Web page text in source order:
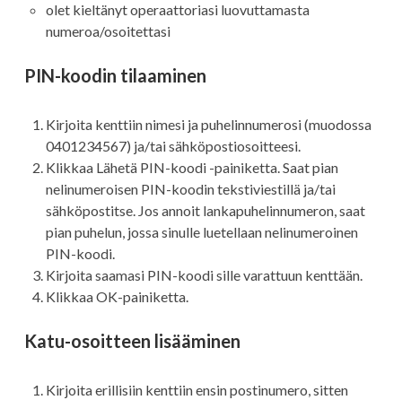
olet kieltänyt operaattoriasi luovuttamasta
numeroa/osoitettasi
PIN-koodin tilaaminen
Kirjoita kenttiin nimesi ja puhelinnumerosi (muodossa
0401234567) ja/tai sähköpostiosoitteesi.
Klikkaa Lähetä PIN-koodi -painiketta. Saat pian
nelinumeroisen PIN-koodin tekstiviestillä ja/tai
sähköpostitse. Jos annoit lankapuhelinnumeron, saat
pian puhelun, jossa sinulle luetellaan nelinumeroinen
PIN-koodi.
Kirjoita saamasi PIN-koodi sille varattuun kenttään.
Klikkaa OK-painiketta.
Katu-osoitteen lisääminen
Kirjoita erillisiin kenttiin ensin postinumero, sitten